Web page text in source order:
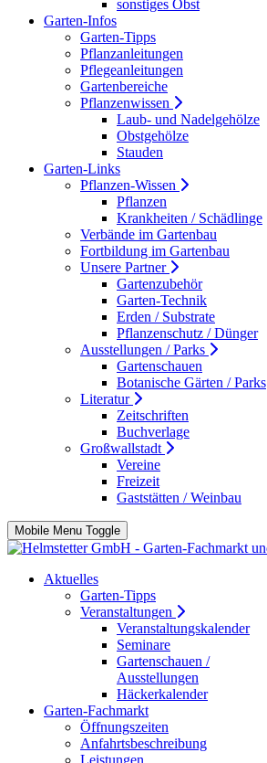
sonstiges Obst
Garten-Infos
Garten-Tipps
Pflanzanleitungen
Pflegeanleitungen
Gartenbereiche
Pflanzenwissen
Laub- und Nadelgehölze
Obstgehölze
Stauden
Garten-Links
Pflanzen-Wissen
Pflanzen
Krankheiten / Schädlinge
Verbände im Gartenbau
Fortbildung im Gartenbau
Unsere Partner
Gartenzubehör
Garten-Technik
Erden / Substrate
Pflanzenschutz / Dünger
Ausstellungen / Parks
Gartenschauen
Botanische Gärten / Parks
Literatur
Zeitschriften
Buchverlage
Großwallstadt
Vereine
Freizeit
Gaststätten / Weinbau
Mobile Menu Toggle
Aktuelles
Garten-Tipps
Veranstaltungen
Veranstaltungskalender
Seminare
Gartenschauen /
Ausstellungen
Häckerkalender
Garten-Fachmarkt
Öffnungszeiten
Anfahrtsbeschreibung
Leistungen